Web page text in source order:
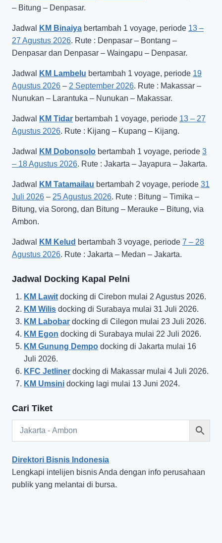
– Bitung – Denpasar.
Jadwal KM Binaiya bertambah 1 voyage, periode 13 –
27 Agustus 2026. Rute : Denpasar – Bontang –
Denpasar dan Denpasar – Waingapu – Denpasar.
Jadwal KM Lambelu bertambah 1 voyage, periode 19
Agustus 2026 – 2 September 2026. Rute : Makassar –
Nunukan – Larantuka – Nunukan – Makassar.
Jadwal KM Tidar bertambah 1 voyage, periode 13 – 27
Agustus 2026. Rute : Kijang – Kupang – Kijang.
Jadwal KM Dobonsolo bertambah 1 voyage, periode 3
– 18 Agustus 2026. Rute : Jakarta – Jayapura – Jakarta.
Jadwal KM Tatamailau bertambah 2 voyage, periode 31
Juli 2026 – 25 Agustus 2026. Rute : Bitung – Timika –
Bitung, via Sorong, dan Bitung – Merauke – Bitung, via
Ambon.
Jadwal KM Kelud bertambah 3 voyage, periode 7 – 28
Agustus 2026. Rute : Jakarta – Medan – Jakarta.
Jadwal Docking Kapal Pelni
KM Lawit docking di Cirebon mulai 2 Agustus 2026.
KM Wilis docking di Surabaya mulai 31 Juli 2026.
KM Labobar docking di Cilegon mulai 23 Juli 2026.
KM Egon docking di Surabaya mulai 22 Juli 2026.
KM Gunung Dempo docking di Jakarta mulai 16
Juli 2026.
KFC Jetliner docking di Makassar mulai 4 Juli 2026.
KM Umsini docking lagi mulai 13 Juni 2024.
Cari Tiket
Direktori Bisnis Indonesia
Lengkapi intelijen bisnis Anda dengan info perusahaan
publik yang melantai di bursa.